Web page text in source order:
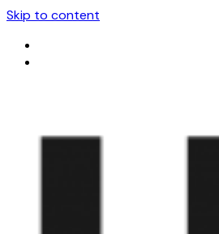
Skip to content